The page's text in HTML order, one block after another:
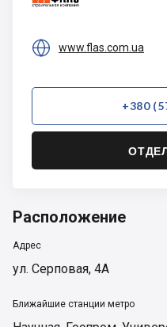
 www.flas.com.ua
+380
Расположение
Адрес
ул. Серповая, 4А
Ближайшие станции метро